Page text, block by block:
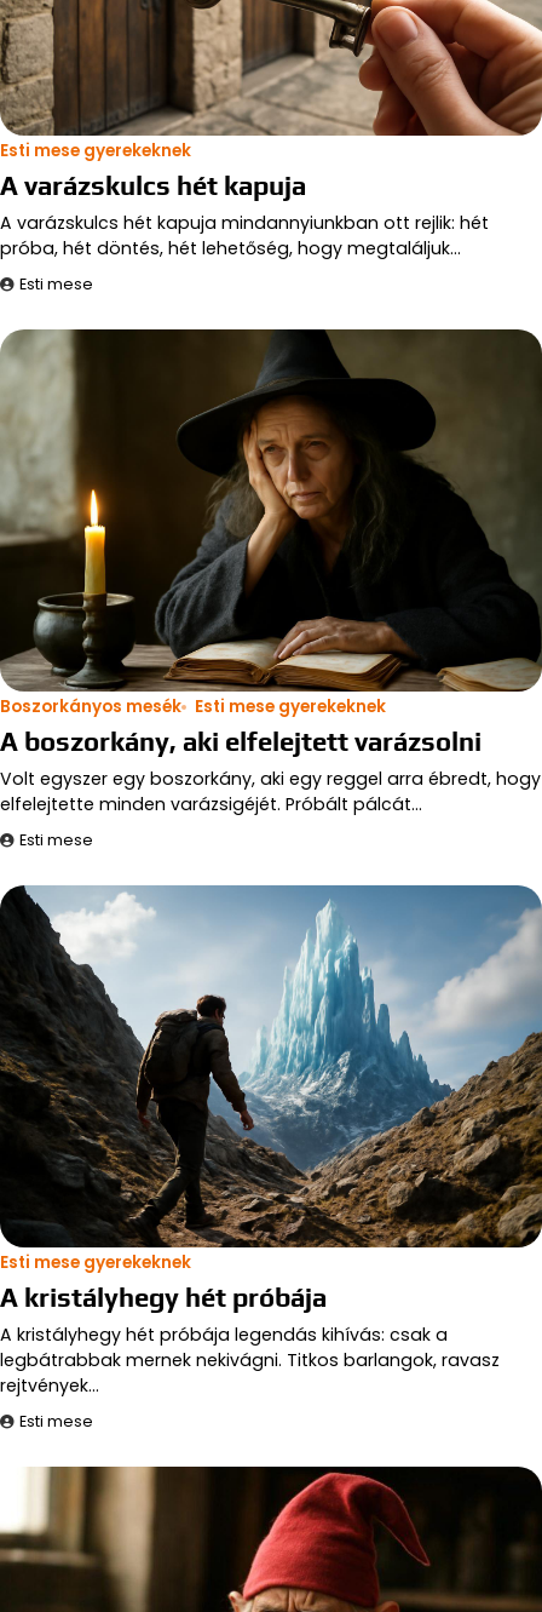
Esti mese gyerekeknek
A varázskulcs hét kapuja
A varázskulcs hét kapuja mindannyiunkban ott rejlik: hét
próba, hét döntés, hét lehetőség, hogy megtaláljuk…
Esti mese
Boszorkányos mesék Esti mese gyerekeknek
A boszorkány, aki elfelejtett varázsolni
Volt egyszer egy boszorkány, aki egy reggel arra ébredt, hogy
elfelejtette minden varázsigéjét. Próbált pálcát…
Esti mese
Esti mese gyerekeknek
A kristályhegy hét próbája
A kristályhegy hét próbája legendás kihívás: csak a
legbátrabbak mernek nekivágni. Titkos barlangok, ravasz
rejtvények…
Esti mese